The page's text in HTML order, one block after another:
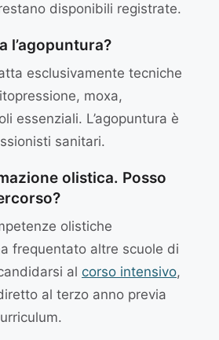
disponibili registrate.
l’agopuntura?
esclusivamente tecniche
moxa,
essenziali. L’agopuntura è
sanitari.
olistica. Posso
olistiche
frequentato altre scuole di
al corso intensivo,
al terzo anno previa